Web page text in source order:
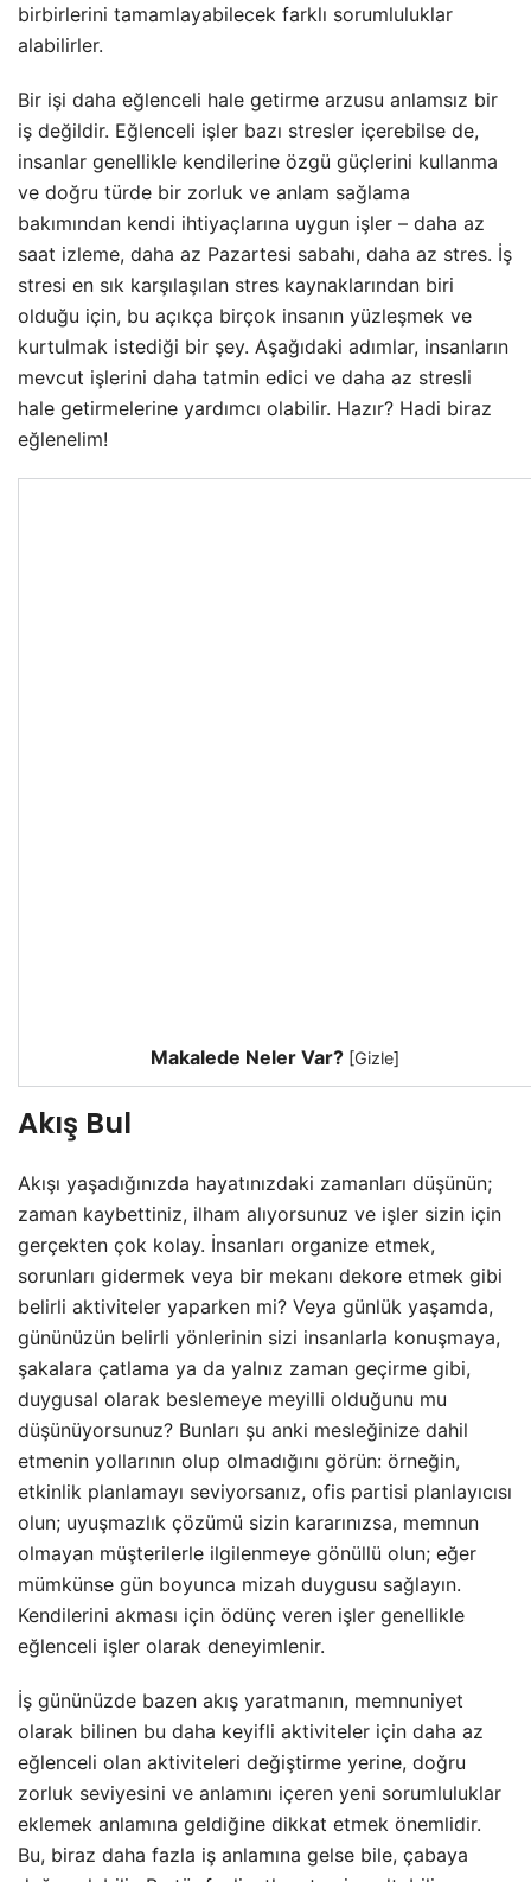
birbirlerini tamamlayabilecek farklı sorumluluklar
alabilirler.
Bir işi daha eğlenceli hale getirme arzusu anlamsız bir
iş değildir. Eğlenceli işler bazı stresler içerebilse de,
insanlar genellikle kendilerine özgü güçlerini kullanma
ve doğru türde bir zorluk ve anlam sağlama
bakımından kendi ihtiyaçlarına uygun işler – daha az
saat izleme, daha az Pazartesi sabahı, daha az stres. İş
stresi en sık karşılaşılan stres kaynaklarından biri
olduğu için, bu açıkça birçok insanın yüzleşmek ve
kurtulmak istediği bir şey. Aşağıdaki adımlar, insanların
mevcut işlerini daha tatmin edici ve daha az stresli
hale getirmelerine yardımcı olabilir. Hazır? Hadi biraz
eğlenelim!
Makalede Neler Var? [Gizle]
Akış Bul
Akışı yaşadığınızda hayatınızdaki zamanları düşünün;
zaman kaybettiniz, ilham alıyorsunuz ve işler sizin için
gerçekten çok kolay. İnsanları organize etmek,
sorunları gidermek veya bir mekanı dekore etmek gibi
belirli aktiviteler yaparken mi? Veya günlük yaşamda,
gününüzün belirli yönlerinin sizi insanlarla konuşmaya,
şakalara çatlama ya da yalnız zaman geçirme gibi,
duygusal olarak beslemeye meyilli olduğunu mu
düşünüyorsunuz? Bunları şu anki mesleğinize dahil
etmenin yollarının olup olmadığını görün: örneğin,
etkinlik planlamayı seviyorsanız, ofis partisi planlayıcısı
olun; uyuşmazlık çözümü sizin kararınızsa, memnun
olmayan müşterilerle ilgilenmeye gönüllü olun; eğer
mümkünse gün boyunca mizah duygusu sağlayın.
Kendilerini akması için ödünç veren işler genellikle
eğlenceli işler olarak deneyimlenir.
İş gününüzde bazen akış yaratmanın, memnuniyet
olarak bilinen bu daha keyifli aktiviteler için daha az
eğlenceli olan aktiviteleri değiştirme yerine, doğru
zorluk seviyesini ve anlamını içeren yeni sorumluluklar
eklemek anlamına geldiğine dikkat etmek önemlidir.
Bu, biraz daha fazla iş anlamına gelse bile, çabaya